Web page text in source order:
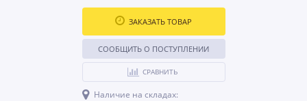
ЗАКАЗАТЬ ТОВАР
СООБЩИТЬ О ПОСТУПЛЕНИИ
СРАВНИТЬ
Наличие на складах: